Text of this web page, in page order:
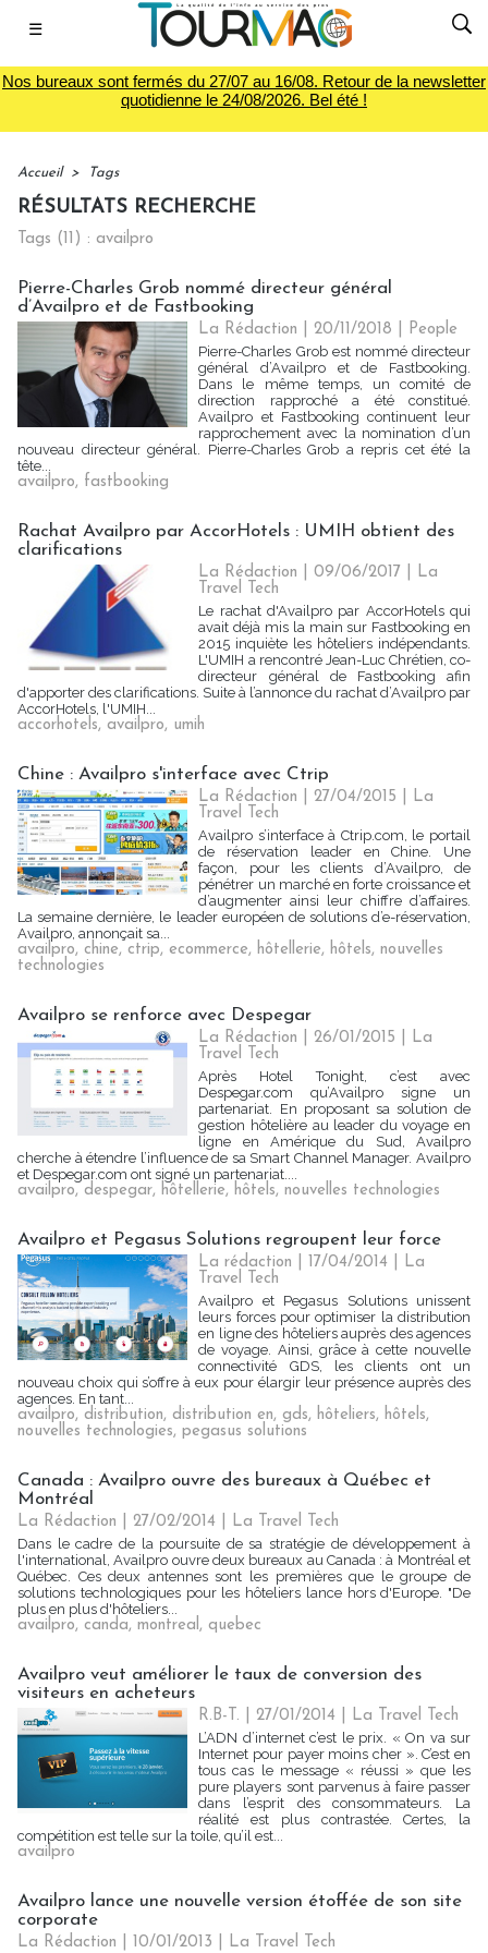
☰
Nos bureaux sont fermés du 27/07 au 16/08. Retour de la newsletter
quotidienne le 24/08/2026. Bel été !
Accueil > Tags
RÉSULTATS RECHERCHE
Tags (11) : availpro
Pierre-Charles Grob nommé directeur général
d’Availpro et de Fastbooking
La Rédaction | 20/11/2018
People
Pierre-Charles Grob est nommé directeur
général d’Availpro et de Fastbooking.
Dans le même temps, un comité de
direction rapproché a été constitué.
Availpro et Fastbooking continuent leur
rapprochement avec la nomination d’un
nouveau directeur général. Pierre-Charles Grob a repris cet été la
tête...
availpro, fastbooking
Rachat Availpro par AccorHotels : UMIH obtient des
clarifications
La Rédaction | 09/06/2017
La
Travel Tech
Le rachat d'Availpro par AccorHotels qui
avait déjà mis la main sur Fastbooking en
2015 inquiète les hôteliers indépendants.
L'UMIH a rencontré Jean-Luc Chrétien, co-
directeur général de Fastbooking afin
d'apporter des clarifications. Suite à l’annonce du rachat d’Availpro par
AccorHotels, l'UMIH...
accorhotels, availpro, umih
Chine : Availpro s'interface avec Ctrip
La Rédaction | 27/04/2015
La
Travel Tech
Availpro s’interface à Ctrip.com, le portail
de réservation leader en Chine. Une
façon, pour les clients d’Availpro, de
pénétrer un marché en forte croissance et
d’augmenter ainsi leur chiffre d’affaires.
La semaine dernière, le leader européen de solutions d’e-réservation,
Availpro, annonçait sa...
availpro, chine, ctrip, ecommerce, hôtellerie, hôtels, nouvelles
technologies
Availpro se renforce avec Despegar
La Rédaction | 26/01/2015
La
Travel Tech
Après Hotel Tonight, c’est avec
Despegar.com qu’Availpro signe un
partenariat. En proposant sa solution de
gestion hôtelière au leader du voyage en
ligne en Amérique du Sud, Availpro
cherche à étendre l’influence de sa Smart Channel Manager. Availpro
et Despegar.com ont signé un partenariat....
availpro, despegar, hôtellerie, hôtels, nouvelles technologies
Availpro et Pegasus Solutions regroupent leur force
La rédaction | 17/04/2014
La
Travel Tech
Availpro et Pegasus Solutions unissent
leurs forces pour optimiser la distribution
en ligne des hôteliers auprès des agences
de voyage. Ainsi, grâce à cette nouvelle
connectivité GDS, les clients ont un
nouveau choix qui s’offre à eux pour élargir leur présence auprès des
agences. En tant...
availpro, distribution, distribution en, gds, hôteliers, hôtels,
nouvelles technologies, pegasus solutions
Canada : Availpro ouvre des bureaux à Québec et
Montréal
La Rédaction | 27/02/2014
La Travel Tech
Dans le cadre de la poursuite de sa stratégie de développement à
l'international, Availpro ouvre deux bureaux au Canada : à Montréal et
Québec. Ces deux antennes sont les premières que le groupe de
solutions technologiques pour les hôteliers lance hors d'Europe. "De
plus en plus d'hôteliers...
availpro, canda, montreal, quebec
Availpro veut améliorer le taux de conversion des
visiteurs en acheteurs
R.B-T. | 27/01/2014
La Travel Tech
L’ADN d’internet c’est le prix. « On va sur
Internet pour payer moins cher ». C’est en
tous cas le message « réussi » que les
pure players sont parvenus à faire passer
dans l’esprit des consommateurs. La
réalité est plus contrastée. Certes, la
compétition est telle sur la toile, qu’il est...
availpro
Availpro lance une nouvelle version étoffée de son site
corporate
La Rédaction | 10/01/2013 La Travel Tech